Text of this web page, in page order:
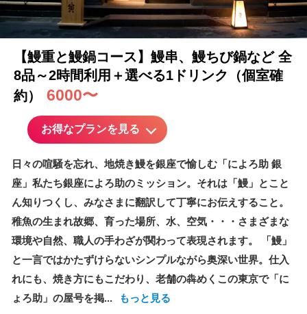
【鰻重と鰻鍋コース】鰻串、鰻ちび鍋など 全
8品～2時間利用＋選べる1ドリンク（個室確
約）
6000〜
お得なプランを見る
日々の喧騒を忘れ、地焼き鰻を銀座で愉しむ「によろ助 銀
座」私たち銀座によろ助のミッション。それは「鰻」とこと
ん知りつくし、みなさまに翻訳して丁寧にお伝えすること。
稚魚の生まれ故郷、育った場所、水、空気・・・さまざまな
環境や自然、職人の手わざが関わって表現されます。 「鰻」
と一言ではかたずけらないシンプルながら奥深い世界。仕入
れにも、焼き方にもこだわり、老舗の犇めくこの東京で「に
ょろ助」の屋号を掲...
もっと見る